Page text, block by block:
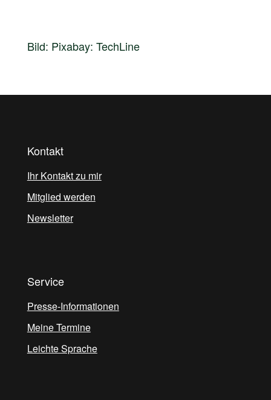
Bild: Pixabay: TechLine
Kontakt
Ihr Kontakt zu mir
Mitglied werden
Newsletter
Service
Presse-Informationen
Meine Termine
Leichte Sprache